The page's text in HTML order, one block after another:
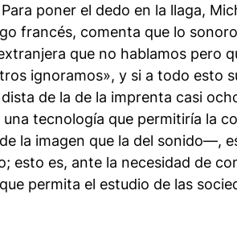
poner el dedo en la llaga,
francés, comenta que lo
que no hablamos pero
ignoramos», y si a todo esto
de la de la imprenta casi
tecnología que permitiría la
la imagen que la del sonido—,
esto es, ante la necesidad de
permita el estudio de las